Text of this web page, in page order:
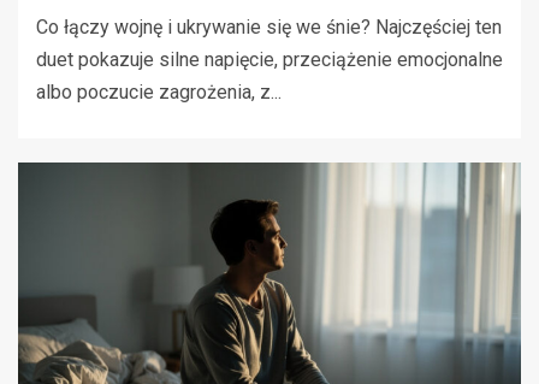
Co łączy wojnę i ukrywanie się we śnie? Najczęściej ten
duet pokazuje silne napięcie, przeciążenie emocjonalne
albo poczucie zagrożenia, z...